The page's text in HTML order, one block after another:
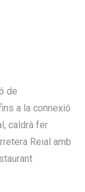
de
a la connexió
caldrà fer
Reial amb